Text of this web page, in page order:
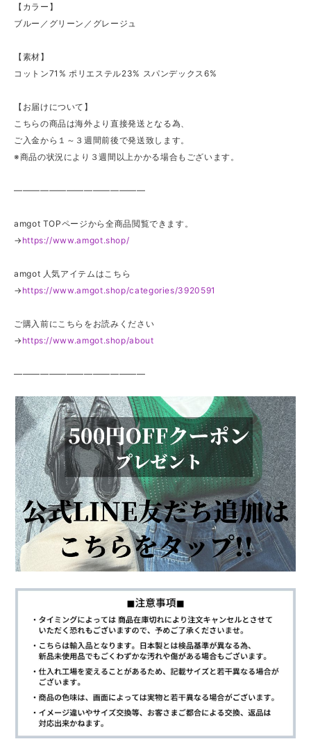
【カラー】
ブルー／グリーン／グレージュ
【素材】
コットン71% ポリエステル23% スパンデックス6%
【お届けについて】
こちらの商品は海外より直接発送となる為、
ご入金から１～３週間前後で発送致します。
※商品の状況により３週間以上かかる場合もございます。
———————————————
amgot TOPページから全商品閲覧できます。
→ https://www.amgot.shop/
amgot 人気アイテムはこちら
→ https://www.amgot.shop/categories/3920591
ご購入前にこちらをお読みください
→ https://www.amgot.shop/about
———————————————